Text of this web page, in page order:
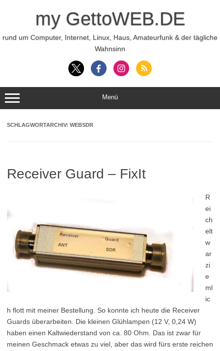
my GettoWEB.DE
rund um Computer, Internet, Linux, Haus, Amateurfunk & der tägliche
Wahnsinn
Menü
SCHLAGWORTARCHIV: WEBSDR
Receiver Guard – FixIt
R
ei
ch
elt
w
ar
zi
e
ml
ic
h flott mit meiner Bestellung. So konnte ich heute die Receiver
Guards überarbeiten. Die kleinen Glühlampen (12 V, 0,24 W)
haben einen Kaltwiederstand von ca. 80 Ohm. Das ist zwar für
meinen Geschmack etwas zu viel, aber das wird fürs erste reichen